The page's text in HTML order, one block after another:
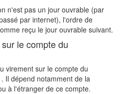
n'est pas un jour ouvrable (par
par internet), l'ordre de
reçu le jour ouvrable suivant.
le compte du
virement sur le compte du
. Il dépend notamment de la
à l'étranger de ce compte.